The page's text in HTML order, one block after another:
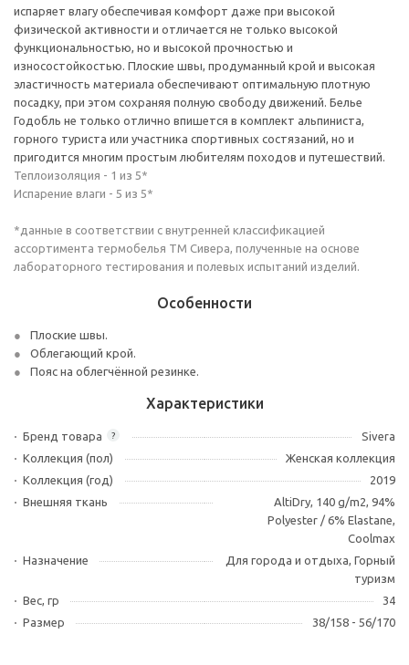
испаряет влагу обеспечивая комфорт даже при высокой
физической активности и отличается не только высокой
функциональностью, но и высокой прочностью и
износостойкостью. Плоские швы, продуманный крой и высокая
эластичность материала обеспечивают оптимальную плотную
посадку, при этом сохраняя полную свободу движений. Белье
Годобль не только отлично впишется в комплект альпиниста,
горного туриста или участника спортивных состязаний, но и
пригодится многим простым любителям походов и путешествий.
Теплоизоляция - 1 из 5*
Испарение влаги - 5 из 5*
*данные в соответствии с внутренней классификацией
ассортимента термобелья ТМ Сивера, полученные на основе
лабораторного тестирования и полевых испытаний изделий.
Особенности
Плоские швы.
Облегающий крой.
Пояс на облегчённой резинке.
Характеристики
?
Бренд товара
Sivera
Коллекция (пол)
Женская коллекция
Коллекция (год)
2019
Внешняя ткань
AltiDry, 140 g/m2, 94%
Polyester / 6% Elastane,
Coolmax
Назначение
Для города и отдыха, Горный
туризм
Вес, гр
34
Размер
38/158 - 56/170